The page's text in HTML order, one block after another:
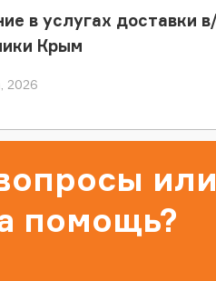
в услугах доставки
Крым
2026
или
помощь?